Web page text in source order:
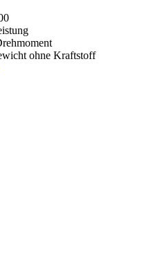
ohne Kraftstoff